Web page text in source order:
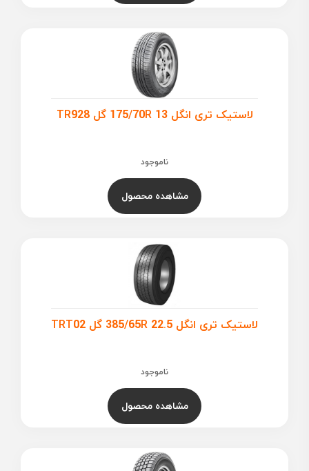
لاستیک تری انگل 175/70R 13 گل TR928
ناموجود
مشاهده محصول
لاستیک تری انگل 385/65R 22.5 گل TRT02
ناموجود
مشاهده محصول